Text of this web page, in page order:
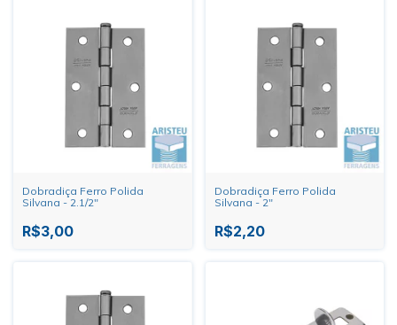
Dobradiça Ferro Polida
Silvana - 2.1/2"
R$3,00
Dobradiça Ferro Polida
Silvana - 2"
R$2,20